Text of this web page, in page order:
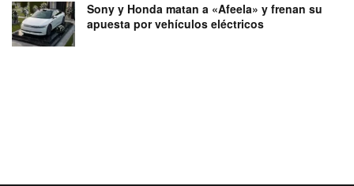
Sony y Honda matan a «Afeela» y frenan su
apuesta por vehículos eléctricos